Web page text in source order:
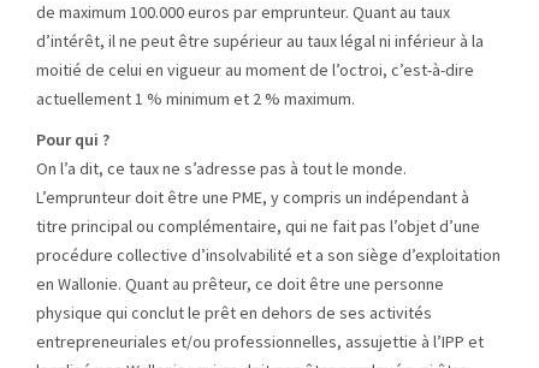
de maximum 100.000 euros par emprunteur. Quant au taux
d’intérêt, il ne peut être supérieur au taux légal ni inférieur à la
moitié de celui en vigueur au moment de l’octroi, c’est-à-dire
actuellement 1 % minimum et 2 % maximum.
Pour qui ?
On l’a dit, ce taux ne s’adresse pas à tout le monde.
L’emprunteur doit être une PME, y compris un indépendant à
titre principal ou complémentaire, qui ne fait pas l’objet d’une
procédure collective d’insolvabilité et a son siège d’exploitation
en Wallonie. Quant au prêteur, ce doit être une personne
physique qui conclut le prêt en dehors de ses activités
entrepreneuriales et/ou professionnelles, assujettie à l’IPP et